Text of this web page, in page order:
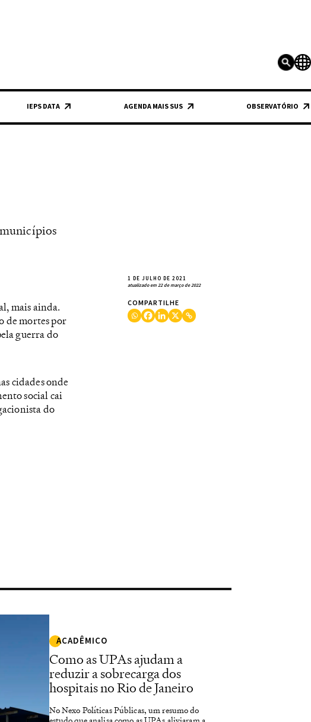
IEPS DATA AGENDA MAIS SUS OBSERVATÓRIO
municípios
1 DE JULHO DE 2021
atualizado em 22 de março de 2022
COMPARTILHE
mais ainda.
de mortes por
guerra do
cidades onde
social cai
do
ACADÊMICO
Como as UPAs ajudam a
reduzir a sobrecarga dos
hospitais no Rio de Janeiro
No Nexo Políticas Públicas, um resumo do